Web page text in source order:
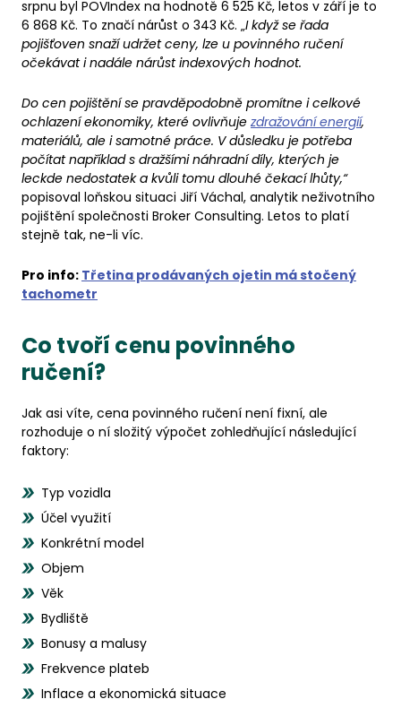
srpnu byl POVIndex na hodnotě 6 525 Kč, letos v září je to
6 868 Kč. To značí nárůst o 343 Kč. „I když se řada
pojišťoven snaží udržet ceny, lze u povinného ručení
očekávat i nadále nárůst indexových hodnot.
Do cen pojištění se pravděpodobně promítne i celkové
ochlazení ekonomiky, které ovlivňuje zdražování energií,
materiálů, ale i samotné práce. V důsledku je potřeba
počítat například s dražšími náhradní díly, kterých je
leckde nedostatek a kvůli tomu dlouhé čekací lhůty,“
popisoval loňskou situaci Jiří Váchal, analytik neživotního
pojištění společnosti Broker Consulting. Letos to platí
stejně tak, ne-li víc.
Pro info: Třetina prodávaných ojetin má stočený
tachometr
Co tvoří cenu povinného
ručení?
Jak asi víte, cena povinného ručení není fixní, ale
rozhoduje o ní složitý výpočet zohledňující následující
faktory:
Typ vozidla
Účel využití
Konkrétní model
Objem
Věk
Bydliště
Bonusy a malusy
Frekvence plateb
Inflace a ekonomická situace